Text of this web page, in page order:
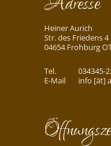
Heiner Aurich
Str. des Friedens 4
04654 Frohburg
Tel.
034345-
E-Mail
info [ät]